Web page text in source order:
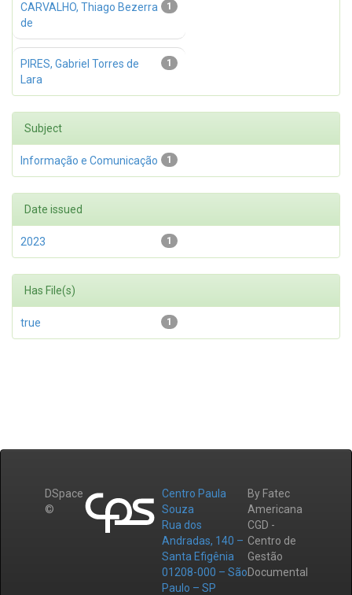
1
CARVALHO, Thiago Bezerra
de
1
PIRES, Gabriel Torres de
Lara
Subject
1
Informação e Comunicação
Date issued
1
2023
Has File(s)
1
true
DSpace
©
Centro Paula
Souza
Rua dos
Andradas, 140 –
Santa Efigênia
01208-000 – São
Paulo – SP
By Fatec
Americana
CGD -
Centro de
Gestão
Documental